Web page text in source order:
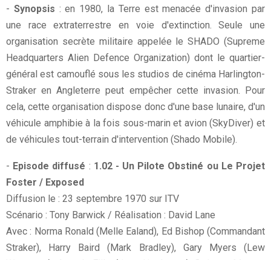
- Synopsis : en 1980, la Terre est menacée d'invasion par
une race extraterrestre en voie d'extinction. Seule une
organisation secrète militaire appelée le SHADO (Supreme
Headquarters Alien Defence Organization) dont le quartier-
général est camouflé sous les studios de cinéma Harlington-
Straker en Angleterre peut empêcher cette invasion. Pour
cela, cette organisation dispose donc d'une base lunaire, d'un
véhicule amphibie à la fois sous-marin et avion (SkyDiver) et
de véhicules tout-terrain d'intervention (Shado Mobile).
- Episode diffusé : 1.02 - Un Pilote Obstiné ou Le Projet
Foster / Exposed
Diffusion le : 23 septembre 1970 sur ITV
Scénario : Tony Barwick / Réalisation : David Lane
Avec : Norma Ronald (Melle Ealand), Ed Bishop (Commandant
Straker), Harry Baird (Mark Bradley), Gary Myers (Lew